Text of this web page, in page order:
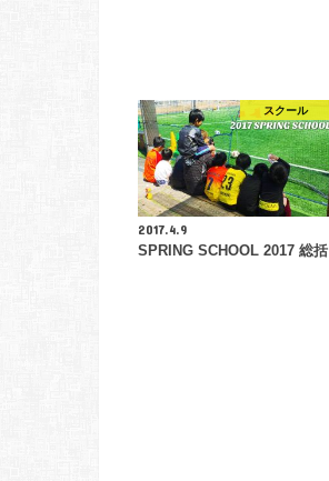
スクール
2017.4.9
SPRING SCHOOL 2017 総括